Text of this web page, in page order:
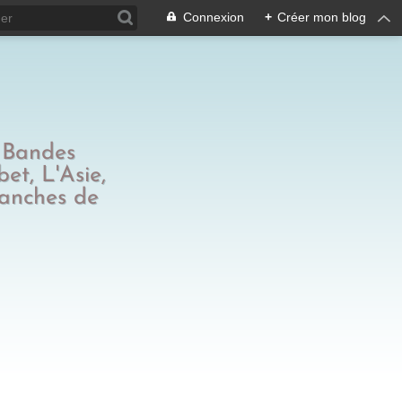
Connexion + Créer mon blog
L'Asie,
de